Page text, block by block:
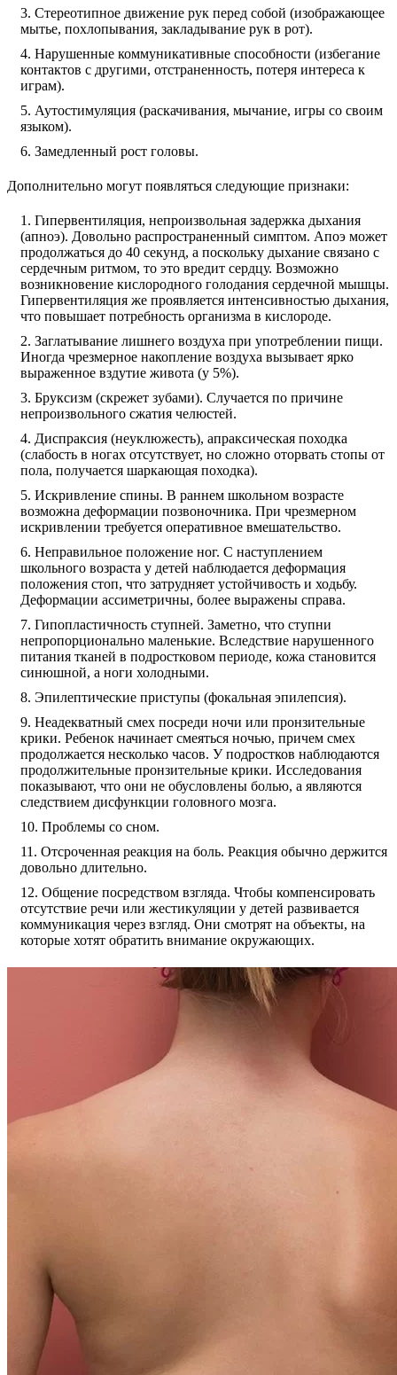
Стереотипное движение рук перед собой (изображающее
мытье, похлопывания, закладывание рук в рот).
Нарушенные коммуникативные способности (избегание
контактов с другими, отстраненность, потеря интереса к
играм).
Аутостимуляция (раскачивания, мычание, игры со своим
языком).
Замедленный рост головы.
Дополнительно могут появляться следующие признаки:
Гипервентиляция, непроизвольная задержка дыхания
(апноэ). Довольно распространенный симптом. Апоэ может
продолжаться до 40 секунд, а поскольку дыхание связано с
сердечным ритмом, то это вредит сердцу. Возможно
возникновение кислородного голодания сердечной мышцы.
Гипервентиляция же проявляется интенсивностью дыхания,
что повышает потребность организма в кислороде.
Заглатывание лишнего воздуха при употреблении пищи.
Иногда чрезмерное накопление воздуха вызывает ярко
выраженное вздутие живота (у 5%).
Бруксизм (скрежет зубами). Случается по причине
непроизвольного сжатия челюстей.
Диспраксия (неуклюжесть), апраксическая походка
(слабость в ногах отсутствует, но сложно оторвать стопы от
пола, получается шаркающая походка).
Искривление спины. В раннем школьном возрасте
возможна деформации позвоночника. При чрезмерном
искривлении требуется оперативное вмешательство.
Неправильное положение ног. С наступлением
школьного возраста у детей наблюдается деформация
положения стоп, что затрудняет устойчивость и ходьбу.
Деформации ассиметричны, более выражены справа.
Гипопластичность ступней. Заметно, что ступни
непропорционально маленькие. Вследствие нарушенного
питания тканей в подростковом периоде, кожа становится
синюшной, а ноги холодными.
Эпилептические приступы (фокальная эпилепсия).
Неадекватный смех посреди ночи или пронзительные
крики. Ребенок начинает смеяться ночью, причем смех
продолжается несколько часов. У подростков наблюдаются
продолжительные пронзительные крики. Исследования
показывают, что они не обусловлены болью, а являются
следствием дисфункции головного мозга.
Проблемы со сном.
Отсроченная реакция на боль. Реакция обычно держится
довольно длительно.
Общение посредством взгляда. Чтобы компенсировать
отсутствие речи или жестикуляции у детей развивается
коммуникация через взгляд. Они смотрят на объекты, на
которые хотят обратить внимание окружающих.